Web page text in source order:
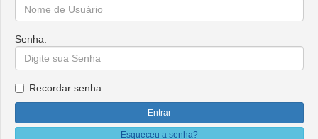
Senha:
Recordar senha
Esqueceu a senha?